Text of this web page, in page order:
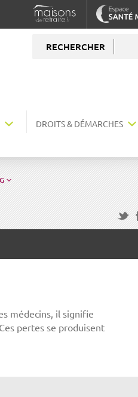
RECHERCHER
DROITS & DÉMARCHES
médecins, il signifie
pertes se produisent